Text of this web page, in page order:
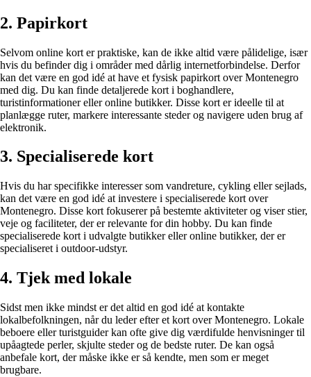
2. Papirkort
Selvom online kort er praktiske, kan de ikke altid være pålidelige, især
hvis du befinder dig i områder med dårlig internetforbindelse. Derfor
kan det være en god idé at have et fysisk papirkort over Montenegro
med dig. Du kan finde detaljerede kort i boghandlere,
turistinformationer eller online butikker. Disse kort er ideelle til at
planlægge ruter, markere interessante steder og navigere uden brug af
elektronik.
3. Specialiserede kort
Hvis du har specifikke interesser som vandreture, cykling eller sejlads,
kan det være en god idé at investere i specialiserede kort over
Montenegro. Disse kort fokuserer på bestemte aktiviteter og viser stier,
veje og faciliteter, der er relevante for din hobby. Du kan finde
specialiserede kort i udvalgte butikker eller online butikker, der er
specialiseret i outdoor-udstyr.
4. Tjek med lokale
Sidst men ikke mindst er det altid en god idé at kontakte
lokalbefolkningen, når du leder efter et kort over Montenegro. Lokale
beboere eller turistguider kan ofte give dig værdifulde henvisninger til
upåagtede perler, skjulte steder og de bedste ruter. De kan også
anbefale kort, der måske ikke er så kendte, men som er meget
brugbare.